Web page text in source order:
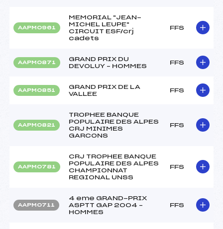
AAPM0961
MEMORIAL "JEAN-
MICHEL LEUPE"
CIRCUIT ESF/crj
cadets
FFS
AAPM0871
GRAND PRIX DU
DEVOLUY – HOMMES
FFS
AAPM0851
GRAND PRIX DE LA
VALLEE
FFS
AAPM0821
TROPHEE BANQUE
POPULAIRE DES ALPES
CRJ MINIMES
GARCONS
FFS
AAPM0781
CRJ TROPHEE BANQUE
POPULAIRE DES ALPES
CHAMPIONNAT
REGIONAL UNSS
FFS
AAPM0711
4 eme GRAND-PRIX
ASPTT GAP 2004 –
HOMMES
FFS